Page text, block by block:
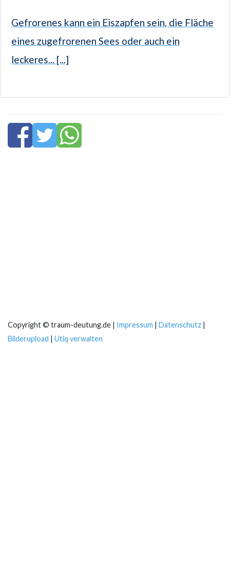
Gefrorenes kann ein Eiszapfen sein, die Fläche
eines zugefrorenen Sees oder auch ein
leckeres... [...]
Copyright © traum-deutung.de | Impressum | Datenschutz |
Bilderupload | Utiq verwalten